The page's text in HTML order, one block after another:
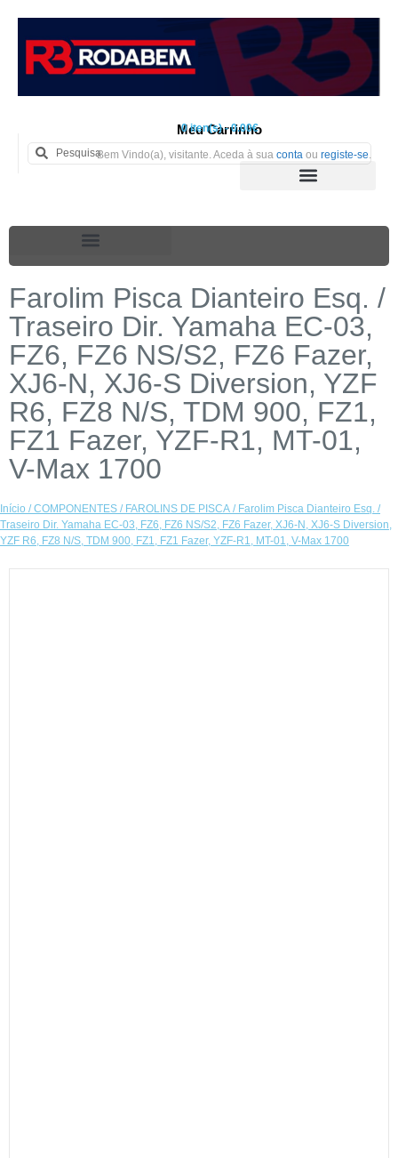
Meu Carrinho
0 iten(s) - 0.00€
Bem Vindo(a), visitante. Aceda à sua conta ou registe-se
Farolim Pisca Dianteiro Esq. /
Traseiro Dir. Yamaha EC-03,
FZ6, FZ6 NS/S2, FZ6 Fazer,
XJ6-N, XJ6-S Diversion, YZF
R6, FZ8 N/S, TDM 900, FZ1,
FZ1 Fazer, YZF-R1, MT-01,
V-Max 1700
Início /COMPONENTES / FAROLINS DE PISCA / Farolim Pisca Dianteiro Esq. /
Traseiro Dir. Yamaha EC-03, FZ6, FZ6 NS/S2, FZ6 Fazer, XJ6-N, XJ6-S Diversion,
YZF R6, FZ8 N/S, TDM 900, FZ1, FZ1 Fazer, YZF-R1, MT-01, V-Max 1700